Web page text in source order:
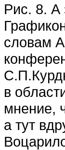
Рис. 8. А
словам
в
мнение,
а тут